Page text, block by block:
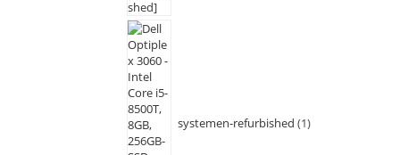
systemen-refurbished 1